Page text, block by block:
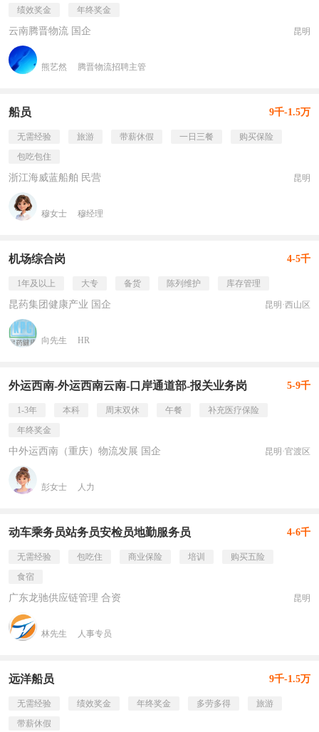
绩效奖金
年终奖金
云南腾晋物流 国企 昆明
熊艺然 腾晋物流招聘主管
船员 9千-1.5万
无需经验 旅游 带薪休假 一日三餐
购买保险
包吃包住
浙江海威蓝船舶 民营 昆明
穆女士 穆经理
机场综合岗 4-5千
1年及以上 大专 备货 陈列维护 库存管理
昆药集团健康产业 国企 昆明·西山区
向先生 HR
外运西南-外运西南云南-口岸通道部-报关业务岗 5-9千
1-3年 本科 周末双休 午餐
补充医疗保险
年终奖金
中外运西南（重庆）物流发展 国企 昆明·官渡区
彭女士 人力
动车乘务员站务员安检员地勤服务员 4-6千
无需经验 包吃住 商业保险 培训
购买五险
食宿
广东龙驰供应链管理 合资 昆明
林先生 人事专员
远洋船员 9千-1.5万
无需经验 绩效奖金 年终奖金 多劳多得
旅游
带薪休假